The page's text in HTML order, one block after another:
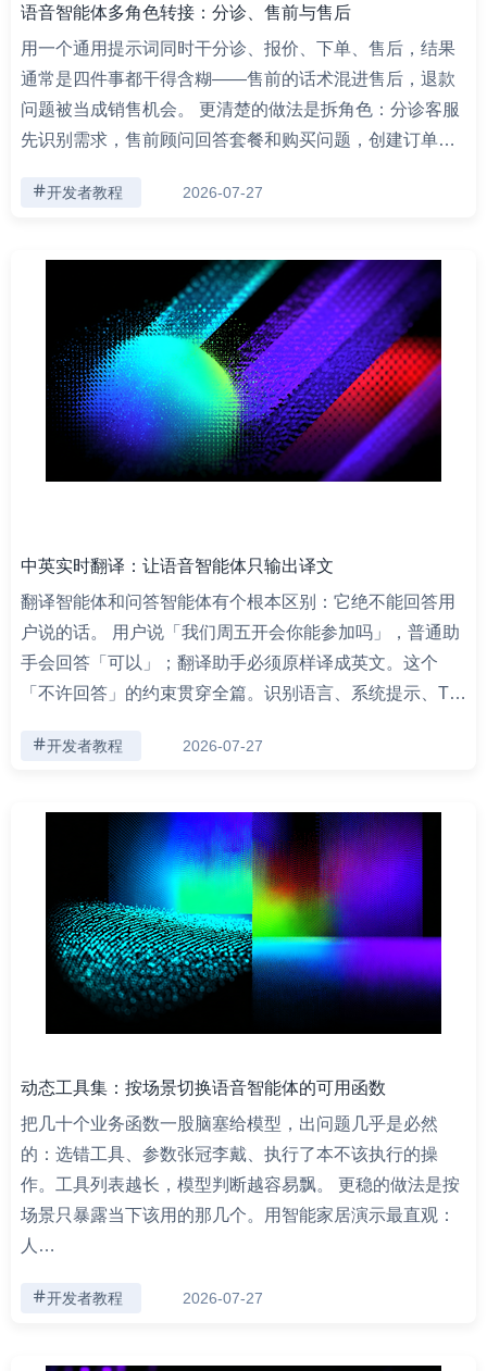
语音智能体多角色转接：分诊、售前与售后
用一个通用提示词同时干分诊、报价、下单、售后，结果
通常是四件事都干得含糊——售前的话术混进售后，退款
问题被当成销售机会。 更清楚的做法是拆角色：分诊客服
先识别需求，售前顾问回答套餐和购买问题，创建订单…
开发者教程 2026-07-27
中英实时翻译：让语音智能体只输出译文
翻译智能体和问答智能体有个根本区别：它绝不能回答用
户说的话。 用户说「我们周五开会你能参加吗」，普通助
手会回答「可以」；翻译助手必须原样译成英文。这个
「不许回答」的约束贯穿全篇。识别语言、系统提示、T…
开发者教程 2026-07-27
动态工具集：按场景切换语音智能体的可用函数
把几十个业务函数一股脑塞给模型，出问题几乎是必然
的：选错工具、参数张冠李戴、执行了本不该执行的操
作。工具列表越长，模型判断越容易飘。 更稳的做法是按
场景只暴露当下该用的那几个。用智能家居演示最直观：
人…
开发者教程 2026-07-27